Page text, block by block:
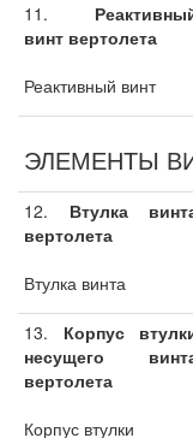
11.
винт вертолета
Реактивный винт
ЭЛЕМЕНТЫ
12. Втулка
вертолета
Втулка винта
13. Корпус
несущего
вертолета
Корпус втулки